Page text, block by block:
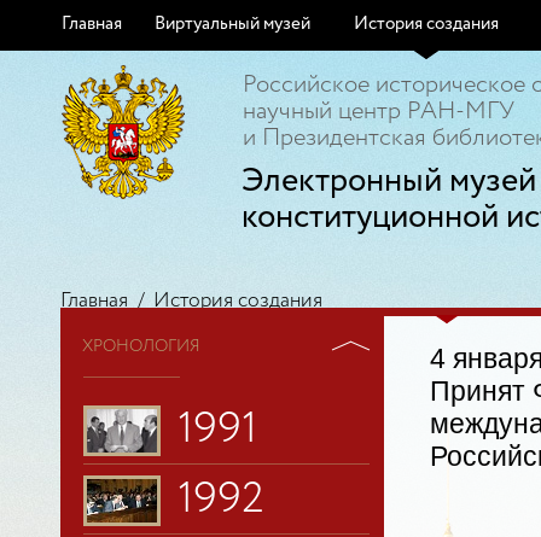
Главная Виртуальный музей История создания
Российское историческое
научный центр РАН-МГУ
и Президентская
Электронный музей
конституционной
Главная / История создания
ХРОНОЛОГИЯ
1988
1989
1990
1991
1992
4
Принят